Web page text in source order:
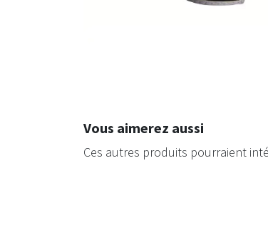
Vous aimerez aussi
Ces autres produits pourraient